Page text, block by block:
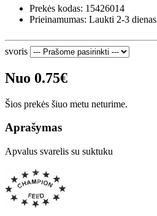
Prekės kodas: 15426014
Prieinamumas: Laukti 2-3 dienas
svoris
Nuo 0.75€
Šios prekės šiuo metu neturime.
Aprašymas
Apvalus svarelis su suktuku